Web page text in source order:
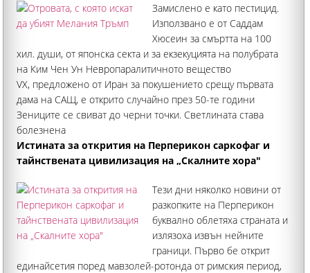
Замислено е като пестицид.
Използвано е от Саддам
Хюсеин за смъртта на 100
хил. души, от японска секта и за екзекуцията на полубрата
на Ким Чен Ун Невропаралитичното вещество
VX, предложено от Иран за покушението срещу първата
дама на САЩ, е открито случайно през 50-те години
Зениците се свиват до черни точки. Светлината става
болезнена
Истината за открития на Перперикон саркофаг и
тайнствената цивилизация на „Скалните хора"
Тези дни няколко новини от
разкопките на Перперикон
буквално облетяха страната и
излязоха извън нейните
граници. Първо бе открит
единайсетия поред мавзолей-ротонда от римския период,